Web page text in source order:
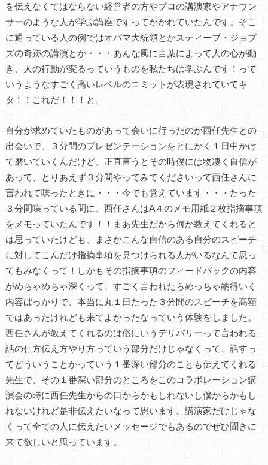
を伝えなくてはならない経営者の方やプロの講演家やアナウン
サーのような人が学ぶ講座ですってかかれていたんです。そこ
に通っている人の例ではオバマ大統領とかスティーブ・ジョブ
ズの奇跡の講演とか・・・あんな風に言葉によって人の心が動
き、人の行動が変るっていうものを私たちは学ぶんです！って
いうようなすごく高いレベルのコミットが表現されていてキ
タ！！これだ！！！と。
自分が求めていたものがあって会いに行ったのが西任先生との
出会いで、３分間のプレゼンテーションをとにかく１日中かけ
て磨いていくんだけど、正直言うとその時僕には物凄く自信が
あって、とりあえず３分間やってみてくださいって西任さんに
言われて喋ったときに・・・今でも覚えています・・・たった
３分間喋っている間に、西任さんはA４のメモ用紙２枚指摘事項
をメモっていたんです！！まあ先生だから何か教えてくれると
は思っていたけども、まさかこんな自信のある自分のスピーチ
に対してこんだけ指摘事項を見つけられる人がいるなんて思っ
てもみなくって！しかもその指摘事項のフィードバックの内容
がめちゃめちゃ深くって、すごく言われたらめっちゃ納得いく
内容ばっかりで、本当に丸１日たった３分間のスピーチを高額
ではあったけれども来てよかったなっていう体験をしました。
西任さんが教えてくれるのは俗にいうデリバリーって言われる
話の仕方伝え方やり方っていう部分だけじゃなくって、話すっ
てどういうことかっていう１番深い部分のことも伝えてくれる
先生で、その１番深い部分のところをこのコラボレーション講
演会の時に西任先生からの口からかもしれないし僕からかもし
れないけれど是非伝えたいなって思います。講演家だけじゃな
くって全ての人に伝えたいメッセージでもあるのでぜひ聞きに
来て欲しいと思っています。